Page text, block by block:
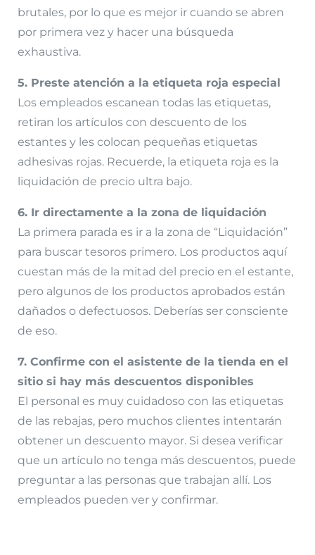
brutales, por lo que es mejor ir cuando se abren
por primera vez y hacer una búsqueda
exhaustiva.
5. Preste atención a la etiqueta roja especial
Los empleados escanean todas las etiquetas,
retiran los artículos con descuento de los
estantes y les colocan pequeñas etiquetas
adhesivas rojas. Recuerde, la etiqueta roja es la
liquidación de precio ultra bajo.
6. Ir directamente a la zona de liquidación
La primera parada es ir a la zona de “Liquidación”
para buscar tesoros primero. Los productos aquí
cuestan más de la mitad del precio en el estante,
pero algunos de los productos aprobados están
dañados o defectuosos. Deberías ser consciente
de eso.
7. Confirme con el asistente de la tienda en el
sitio si hay más descuentos disponibles
El personal es muy cuidadoso con las etiquetas
de las rebajas, pero muchos clientes intentarán
obtener un descuento mayor. Si desea verificar
que un artículo no tenga más descuentos, puede
preguntar a las personas que trabajan allí. Los
empleados pueden ver y confirmar.